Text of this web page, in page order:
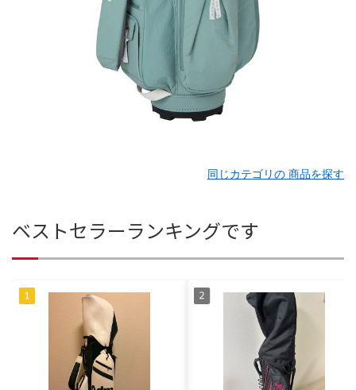
同じカテゴリの 商品を探す
ベストセラーランキングです